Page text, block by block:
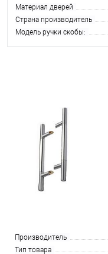
Материал дверей
Страна производитель
Модель ручки скобы:
Производитель
Тип товара